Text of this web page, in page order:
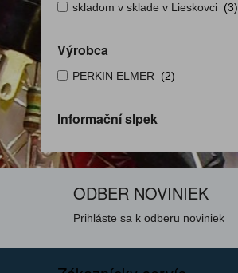
skladom v sklade v Lieskovci (3)
Výrobca
PERKIN ELMER (2)
Informační slpek
ODBER NOVINIEK
Prihláste sa k odberu noviniek